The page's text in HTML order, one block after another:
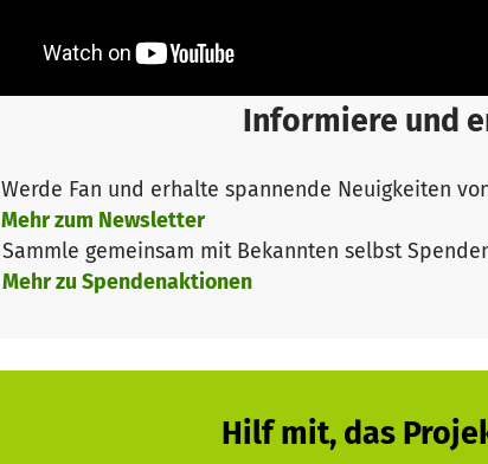
Informiere und
Werde Fan und erhalte spannende Neuigkeiten
Mehr zum Newsletter
Sammle gemeinsam mit Bekannten selbst
Mehr zu Spendenaktionen
Hilf mit, das